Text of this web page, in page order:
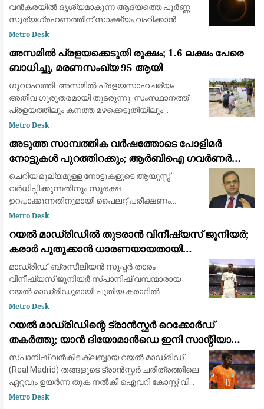
വൻകരയിൽ ദൃശ്യമാകുന്ന ആദ്യത്തെ പൂർണ്ണ
സൂര്യഗ്രഹണത്തിന് സാക്ഷ്യം വഹിക്കാൻ
ഒരുങ്ങി ശാസ്ത്രലോകവും ആകാശപ്രേമികളും.
മറയ്ക
Metro Desk
അസമിൽ പ്രളയക്കെടുതി രൂക്ഷം; 1.6 ലക്ഷം പേരെ
ബാധിച്ചു, മരണസംഖ്യ 95 ആയി
ഗുവാഹത്തി: അസമിൽ പ്രളയസാഹചര്യം
അതീവ ഗുരുതരമായി തുടരുന്നു. സംസ്ഥാനത്ത്
പ്രളയത്തിലും കനത്ത മഴക്കെടുതിയിലും
മരിച്ചവരുടെ എണ്ണം 95 ആയി ഉയർന്നു. 14
ആളുകളെയാണ് വെള്
Metro Desk
അടുത്ത സാമ്പത്തിക വർഷത്തോടെ പോളിമർ
നോട്ടുകൾ പുറത്തിറക്കും; ആർബിഐ ഗവർണർ
സഞ്ജയ് മൽഹോത്ര
ചെറിയ മൂല്യമുള്ള നോട്ടുകളുടെ ആയുസ്സ്
വർധിപ്പിക്കുന്നതിനും സുരക്ഷ
ഉറപ്പാക്കുന്നതിനുമായി പൈലറ്റ് പരീക്ഷണം
പുരോഗമിക്കുന്നു.
Metro Desk
റയൽ മാഡ്രിഡിൽ തുടരാൻ വിനീഷ്യസ് ജൂനിയർ;
കരാർ പുതുക്കാൻ ധാരണയായതായി
ഫാബ്രിസിയോ റൊമാനോയും ദ അത്‌ലറ്റിക്കും
മാഡ്രിഡ്: ബ്രസീലിയൻ സൂപ്പർ താരം
വിനീഷ്യസ് ജൂനിയർ സ്പാനിഷ് വമ്പന്മാരായ
റയൽ മാഡ്രിഡുമായി പുതിയ കരാറിൽ
ഒപ്പുവെക്കാൻ ഒരുങ്ങുന്നു. പ്രമുഖ ട്രാൻസ്ഫർ
റൊമാനോയും 'ദ അത്‌ലറ്റികു'മാണ
Metro Desk
റയൽ മാഡ്രിഡിന്റെ ട്രാൻസ്ഫർ റെക്കോർഡ്
തകർത്തു; യാൻ ദിയോമാൻഡെ ഇനി സാന്റിയാഗോ
ബെർണബ്യൂവിൽ
സ്പാനിഷ് വൻകിട ക്ലബ്ബായ റയൽ മാഡ്രിഡ്
(Real Madrid) തങ്ങളുടെ ട്രാൻസ്ഫർ ചരിത്രത്തിലെ
ഏറ്റവും ഉയർന്ന തുക നൽകി ഐവറി കോസ്റ്റ് വിങ്
ഫോർവേഡ് യാൻ ദിയോമാൻഡെയെ (Yan
Metro Desk